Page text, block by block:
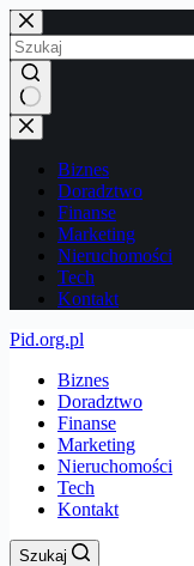
Przejdź
do
treści
Brak
wyników
Biznes
Doradztwo
Finanse
Marketing
Nieruchomości
Tech
Kontakt
Pid.org.pl
Biznes
Doradztwo
Finanse
Marketing
Nieruchomości
Tech
Kontakt
Szukaj